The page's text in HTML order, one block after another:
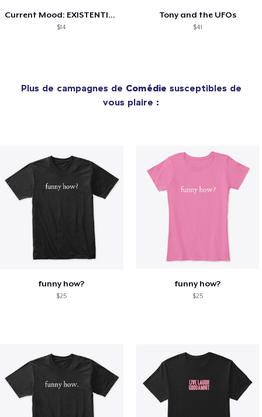
Current Mood: EXISTENTIAL CRISIS
$14
Tony and the UFOs
$41
Plus de campagnes de Comédie susceptibles de
vous plaire :
funny how?
$25
funny how?
$25